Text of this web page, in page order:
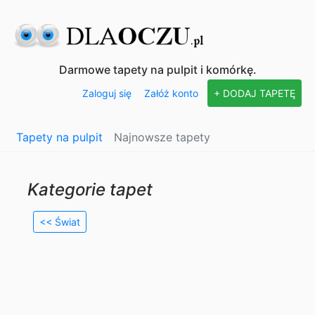
Darmowe tapety na pulpit i komórkę.
Zaloguj się Załóż konto + DODAJ TAPETĘ
Tapety na pulpit Najnowsze tapety
Kategorie tapet
<< Świat